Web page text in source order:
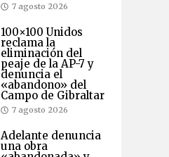
7 agosto 2026
100×100 Unidos
reclama la
eliminación del
peaje de la AP-7 y
denuncia el
«abandono» del
Campo de Gibraltar
7 agosto 2026
Adelante denuncia
una obra